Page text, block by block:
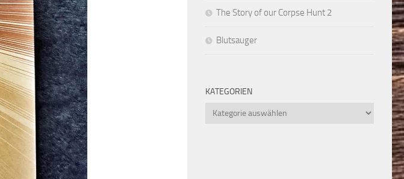
The Story of our Corpse Hunt 2
Blutsauger
KATEGORIEN
Kategorien